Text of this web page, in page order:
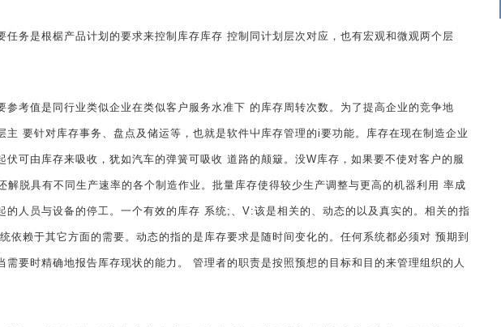
务是根椐产品计划的要求来控制库存库存 控制同计划层次对应，也有宏观和微观两个层
考值是同行业类似企业在类似客户服务水准下 的库存周转次数。为了提高企业的竞争地
要针对库存事务、盘点及储运等，也就是软件屮库存管理的i要功能。库存在现在制造企业
可由库存来吸收，犹如汽车的弹簧可吸收 道路的颠簸。没W库存，如果要不使对客户的服
脱具有不同生产速率的各个制造作业。批量库存使得较少生产调整与更高的机器利用 率成
的人员与设备的停工。一个有效的库存 系统;、V:该是相关的、动态的以及真实的。相关的指
依赖于其它方面的需要。动态的指的是库存要求是随时间变化的。任何系统都必须对 预期到
要时精确地报告厍存现状的能力。 管理者的职责是按照预想的目标和目的来管理组织的人